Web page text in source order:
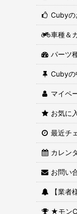
Cubyの
車種＆
パーツ
Cubyの
マイペ
お気に
最近チ
カレン
お問い
【業者
★モン